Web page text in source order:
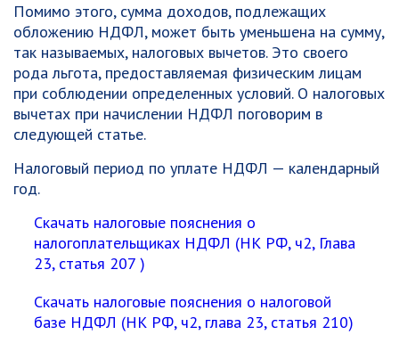
Помимо этого, сумма доходов, подлежащих
обложению НДФЛ, может быть уменьшена на сумму,
так называемых, налоговых вычетов. Это своего
рода льгота, предоставляемая физическим лицам
при соблюдении определенных условий. О налоговых
вычетах при начислении НДФЛ поговорим в
следующей статье.
Налоговый период по уплате НДФЛ — календарный
год.
Скачать налоговые пояснения о
налогоплательщиках НДФЛ (НК РФ, ч2, Глава
23, статья 207 )
Скачать налоговые пояснения о налоговой
базе НДФЛ (НК РФ, ч2, глава 23, статья 210)